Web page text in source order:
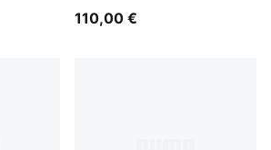
110,00 €